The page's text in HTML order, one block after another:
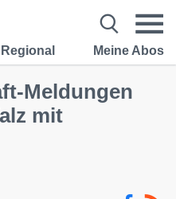
Regional Meine Abos
Meldungen
mit